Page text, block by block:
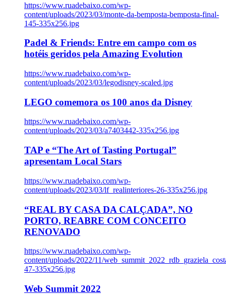
https://www.ruadebaixo.com/wp-
content/uploads/2023/03/monte-da-bemposta-bemposta-final-
145-335x256.jpg
Padel & Friends: Entre em campo com os
hotéis geridos pela Amazing Evolution
https://www.ruadebaixo.com/wp-
content/uploads/2023/03/legodisney-scaled.jpg
LEGO comemora os 100 anos da Disney
https://www.ruadebaixo.com/wp-
content/uploads/2023/03/a7403442-335x256.jpg
TAP e “The Art of Tasting Portugal”
apresentam Local Stars
https://www.ruadebaixo.com/wp-
content/uploads/2023/03/lf_realinteriores-26-335x256.jpg
“REAL BY CASA DA CALÇADA”, NO
PORTO, REABRE COM CONCEITO
RENOVADO
https://www.ruadebaixo.com/wp-
content/uploads/2022/11/
47-335x256.jpg
Web Summit 2022